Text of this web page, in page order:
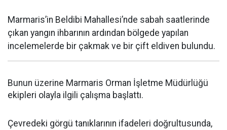
Marmaris’in Beldibi Mahallesi’nde sabah saatlerinde
çıkan yangın ihbarının ardından bölgede yapılan
incelemelerde bir çakmak ve bir çift eldiven bulundu.
Bunun üzerine Marmaris Orman İşletme Müdürlüğü
ekipleri olayla ilgili çalışma başlattı.
Çevredeki görgü tanıklarının ifadeleri doğrultusunda,